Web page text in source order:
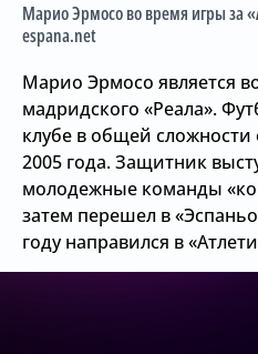
Марио Эрмосо во время игры за
espana.net
Марио Эрмосо является
мадридского «Реала».
клубе в общей сложности
2005 года. Защитник
молодежные команды
затем перешел в
году направился в